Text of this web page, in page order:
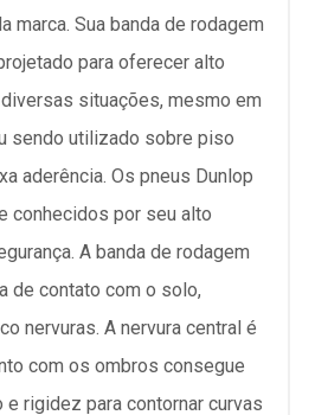
marca. Sua banda de rodagem
para oferecer alto
situações, mesmo em
sendo utilizado sobre piso
aderência. Os pneus Dunlop
conhecidos por seu alto
A banda de rodagem
de contato com o solo,
nervuras. A nervura central é
com os ombros consegue
rigidez para contornar curvas